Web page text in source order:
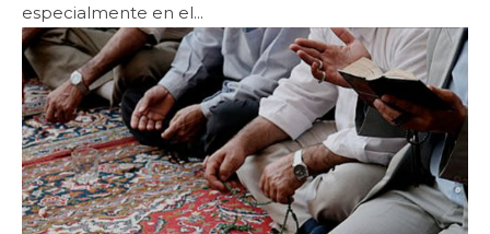
especialmente en el...